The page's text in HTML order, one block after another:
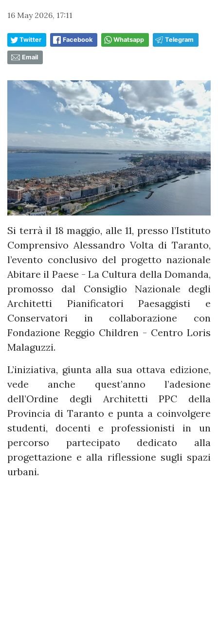
16 May 2026, 17:11
Twitter Facebook Whatsapp Telegram
Email
Si terrà il 18 maggio, alle 11, presso l’Istituto
Comprensivo Alessandro Volta di Taranto,
l’evento conclusivo del progetto nazionale
Abitare il Paese - La Cultura della Domanda,
promosso dal Consiglio Nazionale degli
Architetti Pianificatori Paesaggisti e
Conservatori in collaborazione con
Fondazione Reggio Children - Centro Loris
Malaguzzi.
L’iniziativa, giunta alla sua ottava edizione,
vede anche quest’anno l’adesione
dell’Ordine degli Architetti PPC della
Provincia di Taranto e punta a coinvolgere
studenti, docenti e professionisti in un
percorso partecipato dedicato alla
progettazione e alla riflessione sugli spazi
urbani.